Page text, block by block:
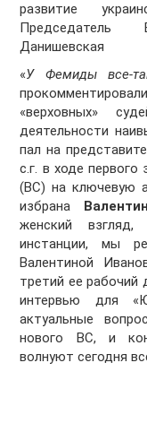
развитие
Председатель
Данишевская
«У Фемиды все-
«верховных»
деятельности
пал на
с.г. в ходе
(ВС) на ключевую
избрана
женский
инстанции, мы
Валентиной
третий ее рабочий
интервью для
актуальные
нового ВС, и
волнуют сегодня